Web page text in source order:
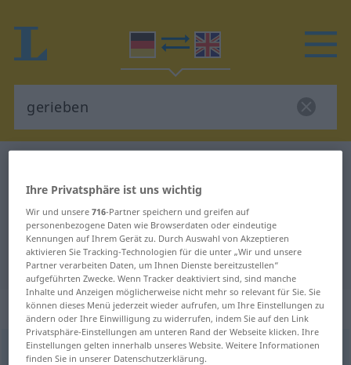
Deutsch-Englisch Übersetzung für
"gerieben"
"gerieben" Englisch Übersetzung
„gerieben“: Partizip Perfekt
gerieben [-ˈriːbən]pperf
Ihre Privatsphäre ist uns wichtig
Wir und unsere716-Partner speichern und greifen auf
personenbezogene Daten wie Browserdaten oder eindeutige
Kennungen auf Ihrem Gerät zu. Durch Auswahl von Akzeptieren
aktivieren Sie Tracking-Technologien für die unter „Wir und unsere
Partner verarbeiten Daten, um Ihnen Dienste bereitzustellen“
aufgeführten Zwecke. Wenn Tracker deaktiviert sind, sind manche
Inhalte und Anzeigen möglicherweise nicht mehr so relevant für Sie. Sie
können dieses Menü jederzeit wieder aufrufen, um Ihre Einstellungen zu
ändern oder Ihre Einwilligung zu widerrufen, indem Sie auf den Link
Privatsphäre-Einstellungen am unteren Rand der Webseite klicken. Ihre
Einstellungen gelten innerhalb unseres Website. Weitere Informationen
finden Sie in unserer Datenschutzerklärung.